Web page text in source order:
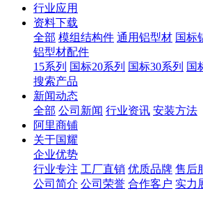
行业应用
资料下载
全部 模组结构件 通用铝型材 国标
铝型材配件
15系列 国标20系列 国标30系列 国
搜索产品
新闻动态
全部 公司新闻 行业资讯 安装方法
阿里商铺
关于国耀
企业优势
行业专注 工厂直销 优质品牌 售后
公司简介 公司荣誉 合作客户 实力